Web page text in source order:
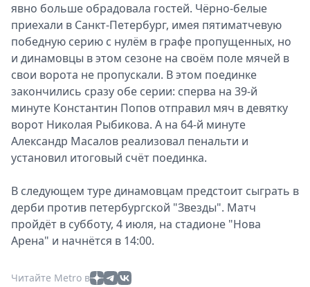
явно больше обрадовала гостей. Чёрно-белые
приехали в Санкт-Петербург, имея пятиматчевую
победную серию с нулём в графе пропущенных, но
и динамовцы в этом сезоне на своём поле мячей в
свои ворота не пропускали. В этом поединке
закончились сразу обе серии: сперва на 39-й
минуте Константин Попов отправил мяч в девятку
ворот Николая Рыбикова. А на 64-й минуте
Александр Масалов реализовал пенальти и
установил итоговый счёт поединка.
В следующем туре динамовцам предстоит сыграть в
дерби против петербургской "Звезды". Матч
пройдёт в субботу, 4 июля, на стадионе "Нова
Арена" и начнётся в 14:00.
Читайте Metro в